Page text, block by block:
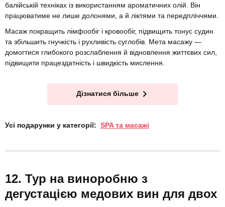
балійській техніках із використанням ароматичних олій. Він
працюватиме не лише долонями, а й ліктями та передпліччями.
Масаж покращить лімфообіг і кровообіг, підвищить тонус судин
та збільшить гнучкість і рухливість суглобів. Мета масажу —
домогтися глибокого розслаблення й відновлення життєвих сил,
підвищити працездатність і швидкість мислення.
Дізнатися більше
Усі подарунки у категорії: SPA та масажі
Тур на виноробню з
дегустацією медових вин для двох